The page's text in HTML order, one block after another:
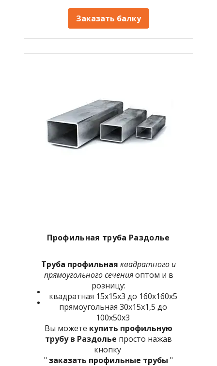
Заказать балку
Профильная труба Раздолье
Труба профильная квадратного и
прямоугольного сеченияоптом и в
розницу:
квадратная 15х15х3 до 160х160х5
прямоугольная 30х15х1,5 до
100х50х3
Вы можете купить профильную
трубу в Раздолье просто нажав
кнопку
" заказать профильные трубы "